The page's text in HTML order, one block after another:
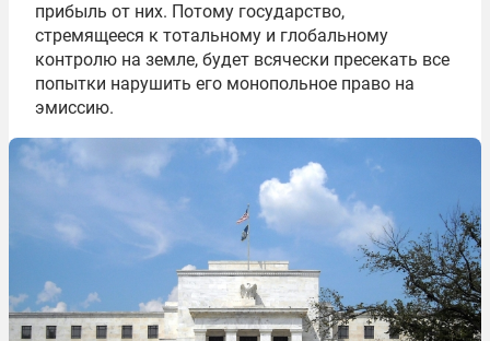
прибыль от них. Потому государство,
стремящееся к тотальному и глобальному
контролю на земле, будет всячески пресекать все
попытки нарушить его монопольное право на
эмиссию.